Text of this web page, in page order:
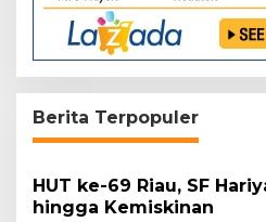
Berita Terpopuler
HUT ke-69 Riau, SF
hingga Kemiskinan